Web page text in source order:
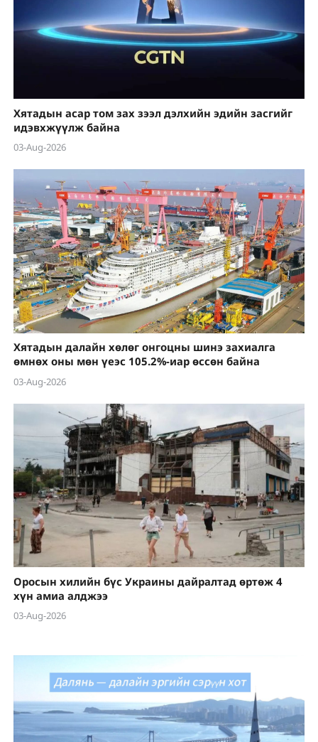
Хятадын асар том зах зээл дэлхийн эдийн засгийг
идэвхжүүлж байна
03-Aug-2026
Хятадын далайн хөлөг онгоцны шинэ захиалга
өмнөх оны мөн үеэс 105.2%-иар өссөн байна
03-Aug-2026
Оросын хилийн бүс Украины дайралтад өртөж 4
хүн амиа алджээ
03-Aug-2026